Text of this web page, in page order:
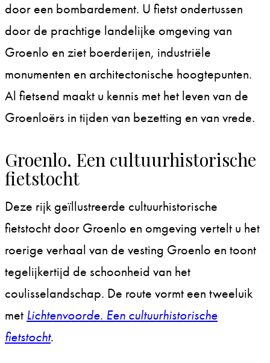
door een bombardement. U fietst ondertussen
door de prachtige landelijke omgeving van
Groenlo en ziet boerderijen, industriële
monumenten en architectonische hoogtepunten.
Al fietsend maakt u kennis met het leven van de
Groenloërs in tijden van bezetting en van vrede.
Groenlo. Een cultuurhistorische
fietstocht
Deze rijk geïllustreerde cultuurhistorische
fietstocht door Groenlo en omgeving vertelt u het
roerige verhaal van de vesting Groenlo en toont
tegelijkertijd de schoonheid van het
coulisselandschap. De route vormt een tweeluik
met Lichtenvoorde. Een cultuurhistorische
fietstocht.